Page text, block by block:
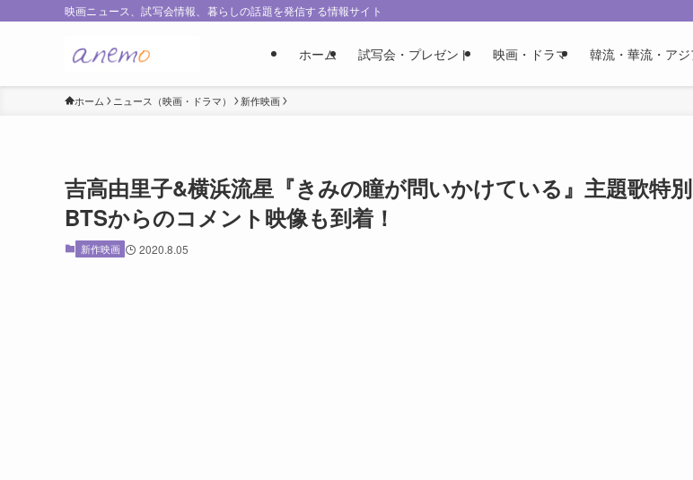
映画ニュース、試写会情報、暮らしの話題を発信する情報サイト
ホーム 試写会・プレゼント 映画・ドラマ 韓流・華流・アジ
ホーム ニュース（映画・ドラマ） 新作映画
吉高由里子&横浜流星『きみの瞳が問いかけている』主題歌特別
BTSからのコメント映像も到着！
新作映画 2020.8.05